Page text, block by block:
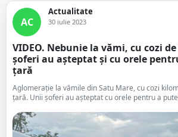
AC
Actualitate
30 iulie 2023
VIDEO. Nebunie la vămi, cu cozi
șoferi au așteptat și cu orele
țară
Aglomerație la vămile din Satu Mare, cu cozi
țară. Unii șoferi au așteptat cu orele pentru a